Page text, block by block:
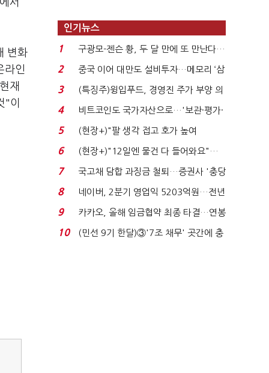
서
변화
라인
재
"이
인기뉴스
1
구광모-젠슨 황, 두 달 만에 또 만난다…
로봇·AI 등 논...
2
중국 이어 대만도 설비투자…메모리 ‘삼
국전쟁’
3
(특징주)윙입푸드, 경영진 주가 부양 의
지에 상한가...
4
비트코인도 국가자산으로…'보관·평가·
처분' 기준은 ...
5
(현장+)"팔 생각 접고 호가 높여
요"…'덜 똘똘한 한 채' 20...
6
(현장+)"12일엔 물건 다 들어와요"…
빈 매대 채우며 문 연 ...
7
국고채 담합 과징금 철퇴…증권사 '충당
금 폭탄' 우려...
8
네이버, 2분기 영업익 5203억원…전년
비 0.2% 감소...
9
카카오, 올해 임금협약 최종 타결…연봉
6.3% 인상·격려...
10
(민선 9기 한달)③'7조 채무' 곳간에 충